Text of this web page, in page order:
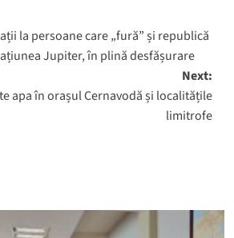
la persoane care „fură” și republică
Jupiter, în plină desfășurare
Next:
apa în orașul Cernavodă și localitățile
limitrofe